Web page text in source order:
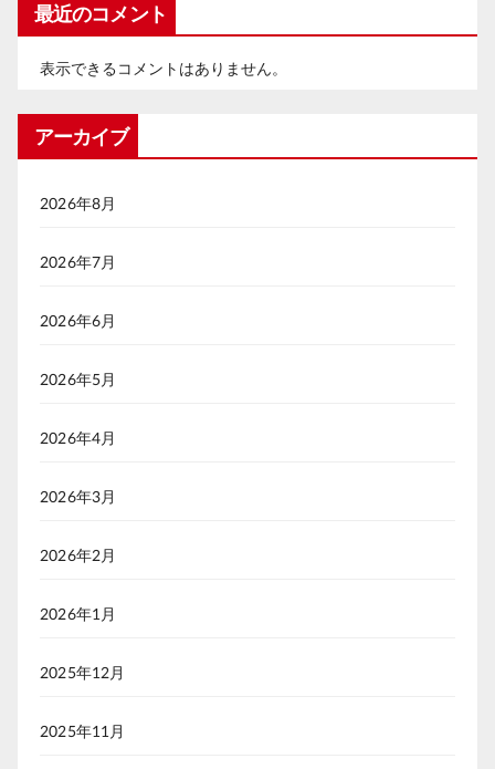
最近のコメント
表示できるコメントはありません。
アーカイブ
2026年8月
2026年7月
2026年6月
2026年5月
2026年4月
2026年3月
2026年2月
2026年1月
2025年12月
2025年11月